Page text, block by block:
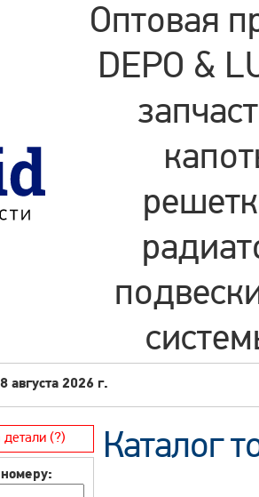
Оптовая
DEPO &
августа 2026 г.
детали (?)
номеру:
Каталог